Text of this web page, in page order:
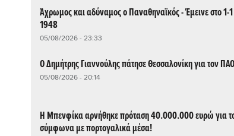
Άχρωμος και αδύναμος ο Παναθηναϊκός - Έμεινε στο 1-
1948
05/08/2026 - 23:33
Ο Δημήτρης Γιαννούλης πάτησε Θεσσαλονίκη για τον
05/08/2026 - 20:14
Η Μπενφίκα αρνήθηκε πρόταση 40.000.000 ευρώ για
σύμφωνα με πορτογαλικά μέσα!